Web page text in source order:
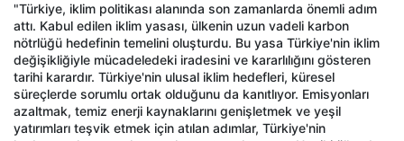
"Türkiye, iklim politikası alanında son zamanlarda önemli adım
attı. Kabul edilen iklim yasası, ülkenin uzun vadeli karbon
nötrlüğü hedefinin temelini oluşturdu. Bu yasa Türkiye'nin iklim
değişikliğiyle mücadeledeki iradesini ve kararlılığını gösteren
tarihi karardır. Türkiye'nin ulusal iklim hedefleri, küresel
süreçlerde sorumlu ortak olduğunu da kanıtlıyor. Emisyonları
azaltmak, temiz enerji kaynaklarını genişletmek ve yeşil
yatırımları teşvik etmek için atılan adımlar, Türkiye'nin